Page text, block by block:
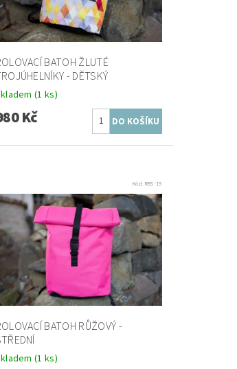
BATOH ŽLUTÉ
- DĚTSKÝ
(1 ks)
Kč
Kód: RBS-19
BATOH RŮŽOVÝ -
(1 ks)